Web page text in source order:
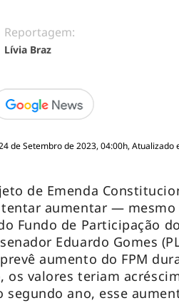
Reportagem:
Lívia Braz
de Setembro de 2023, 04:00h, Atualizado
de Emenda
tentar aumentar —
Fundo de Participação
Eduardo Gomes
prevê aumento do FPM
os valores teriam
segundo ano, esse